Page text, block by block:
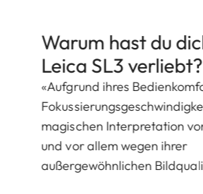
Warum hast du
Leica SL3 verliebt?
«Aufgrund ihres
magischen Interpretation
und vor allem wegen ihrer
außergewöhnlichen